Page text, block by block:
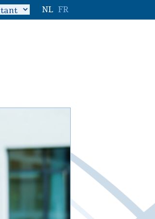
NL FR